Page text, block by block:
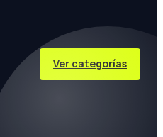
Ver categorías